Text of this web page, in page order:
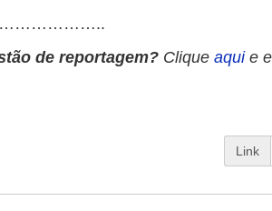
de reportagem? Clique aqui e
Link